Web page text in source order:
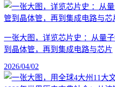
一张大图，详览芯片史 ：从量
到晶体管，再到集成电路与芯片
2026/04/02